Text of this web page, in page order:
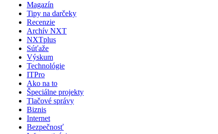
Magazín
Tipy na darčeky
Recenzie
Archív NXT
NXTplus
Súťaže
Výskum
Technológie
ITPro
Ako na to
Špeciálne projekty
Tlačové správy
Biznis
Internet
Bezpečnosť